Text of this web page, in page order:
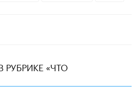
РУБРИКЕ «ЧТО